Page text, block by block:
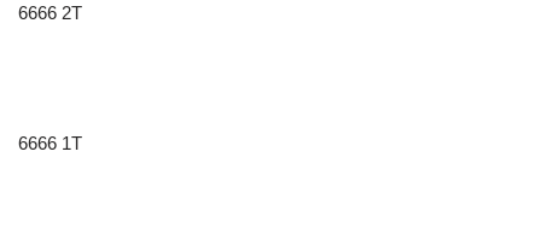
6666 2T
6666 1T